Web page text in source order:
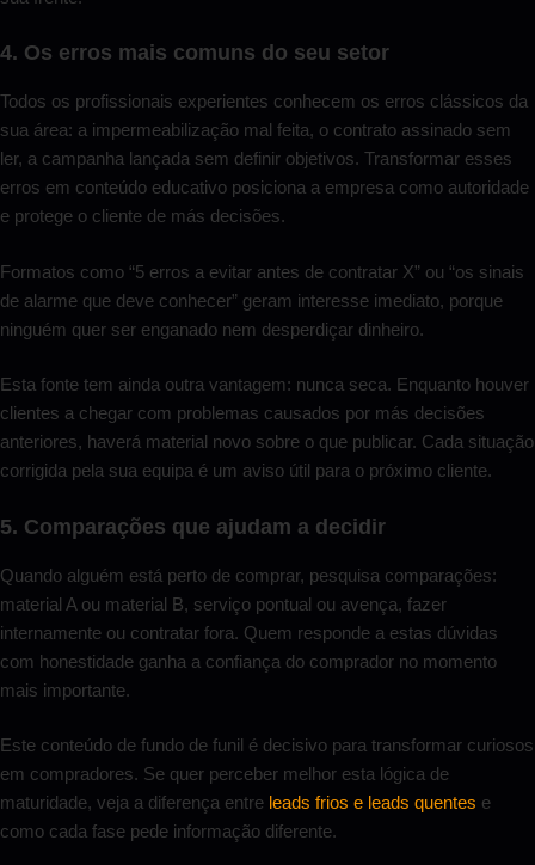
4. Os erros mais comuns do seu setor
Todos os profissionais experientes conhecem os erros clássicos da
sua área: a impermeabilização mal feita, o contrato assinado sem
ler, a campanha lançada sem definir objetivos. Transformar esses
erros em conteúdo educativo posiciona a empresa como autoridade
e protege o cliente de más decisões.
Formatos como “5 erros a evitar antes de contratar X” ou “os sinais
de alarme que deve conhecer” geram interesse imediato, porque
ninguém quer ser enganado nem desperdiçar dinheiro.
Esta fonte tem ainda outra vantagem: nunca seca. Enquanto houver
clientes a chegar com problemas causados por más decisões
anteriores, haverá material novo sobre o que publicar. Cada situação
corrigida pela sua equipa é um aviso útil para o próximo cliente.
5. Comparações que ajudam a decidir
Quando alguém está perto de comprar, pesquisa comparações:
material A ou material B, serviço pontual ou avença, fazer
internamente ou contratar fora. Quem responde a estas dúvidas
com honestidade ganha a confiança do comprador no momento
mais importante.
Este conteúdo de fundo de funil é decisivo para transformar curiosos
em compradores. Se quer perceber melhor esta lógica de
maturidade, veja a diferença entre leads frios e leads quentes e
como cada fase pede informação diferente.